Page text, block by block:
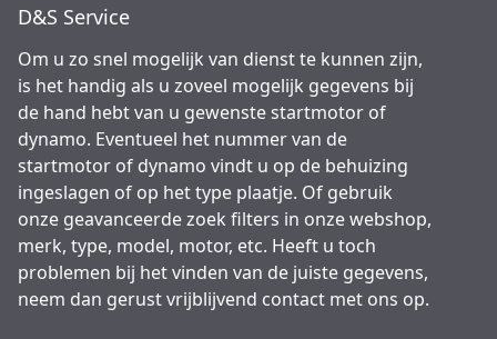
D&S Service
Om u zo snel mogelijk van dienst te kunnen zijn,
is het handig als u zoveel mogelijk gegevens bij
de hand hebt van u gewenste startmotor of
dynamo. Eventueel het nummer van de
startmotor of dynamo vindt u op de behuizing
ingeslagen of op het type plaatje. Of gebruik
onze geavanceerde zoek filters in onze webshop,
merk, type, model, motor, etc. Heeft u toch
problemen bij het vinden van de juiste gegevens,
neem dan gerust vrijblijvend contact met ons op.